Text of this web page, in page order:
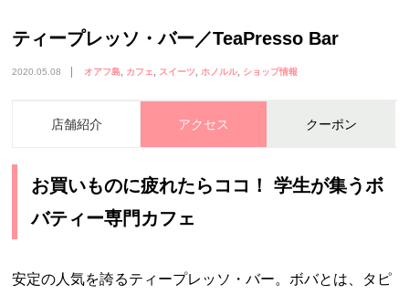
ティープレッソ・バー／TeaPresso Bar
2020.05.08 オアフ島 カフェ スイーツ ホノルル ショップ情報
店舗紹介 アクセス クーポン
お買いものに疲れたらココ！ 学生が集うボ
バティー専門カフェ
安定の人気を誇るティープレッソ・バー。ボバとは、タピ